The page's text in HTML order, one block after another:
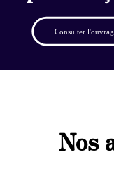
Consulter
Nos